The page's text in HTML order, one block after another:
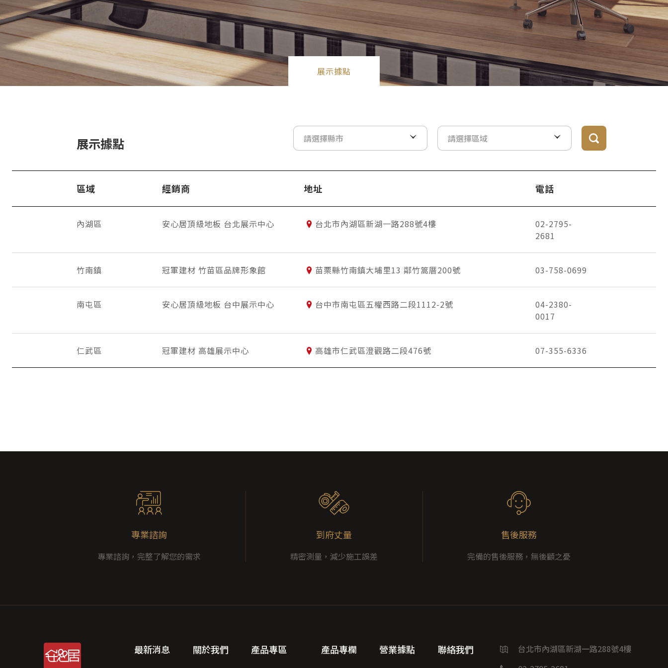
展示據點
展示據點 請選擇縣市 請選擇區域
區域 經銷商 地址 電話
內湖區 安心居頂級地板 台北展示中心 台北市內湖區新湖一路288號4樓
02-2795-
2681
竹南鎮 冠軍建材 竹苗區品牌形象館 苗栗縣竹南鎮大埔里13 鄰竹篙厝200號 03-758-0699
南屯區 安心居頂級地板 台中展示中心 台中市南屯區五權西路二段1112-2號
04-2380-
0017
仁武區 冠軍建材 高雄展示中心 高雄市仁武區澄觀路二段476號 07-355-6336
專業諮詢
專業諮詢，完整了解您的需求
到府丈量
精密測量，減少施工誤差
售後服務
完備的售後服務，無後顧之憂
最新消息 關於我們 產品專區 產品專欄 營業據點 聯絡我們
台北市內湖區新湖一路288號4樓